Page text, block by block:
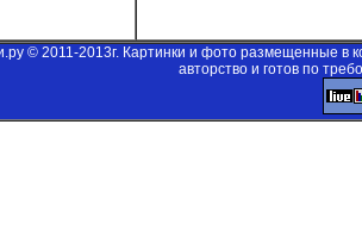
© 2011-2013г. Картинки и фото размещенные в
авторство и готов по